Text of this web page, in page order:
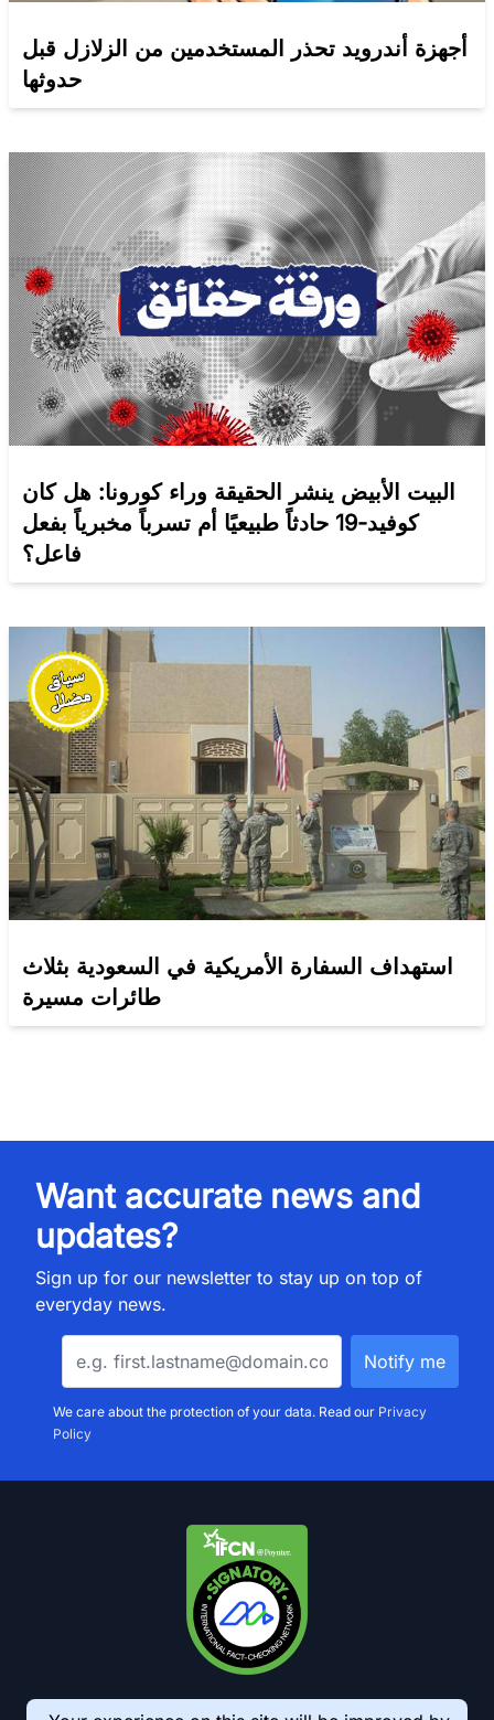
أجهزة أندرويد تحذر المستخدمين من الزلازل قبل
حدوثها
البيت الأبيض ينشر الحقيقة وراء كورونا: هل كان
كوفيد-19 حادثاً طبيعيًا أم تسرباً مخبرياً بفعل
فاعل؟
استهداف السفارة الأمريكية في السعودية بثلاث
طائرات مسيرة
Want accurate news and
updates?
Sign up for our newsletter to stay up on top of
everyday news.
We care about the protection of your data. Read our Privacy
Policy